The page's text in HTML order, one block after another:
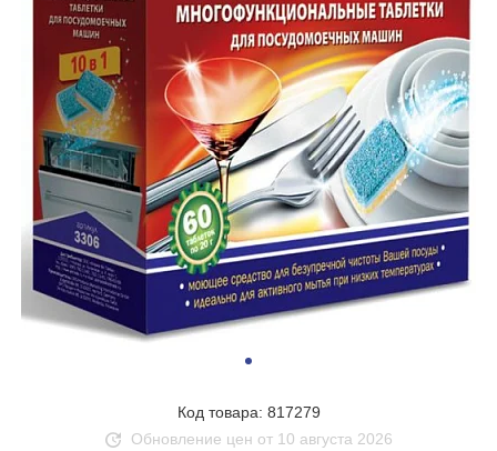
Код товара: 817279
Обновление цен от 10 августа 2026